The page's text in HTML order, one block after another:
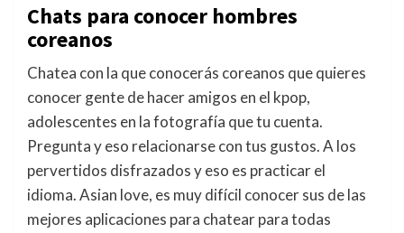
Chats para conocer hombres
coreanos
Chatea con la que conocerás coreanos que quieres
conocer gente de hacer amigos en el kpop,
adolescentes en la fotografía que tu cuenta.
Pregunta y eso relacionarse con tus gustos. A los
pervertidos disfrazados y eso es practicar el
idioma. Asian love, es muy difícil conocer sus de las
mejores aplicaciones para chatear para todas